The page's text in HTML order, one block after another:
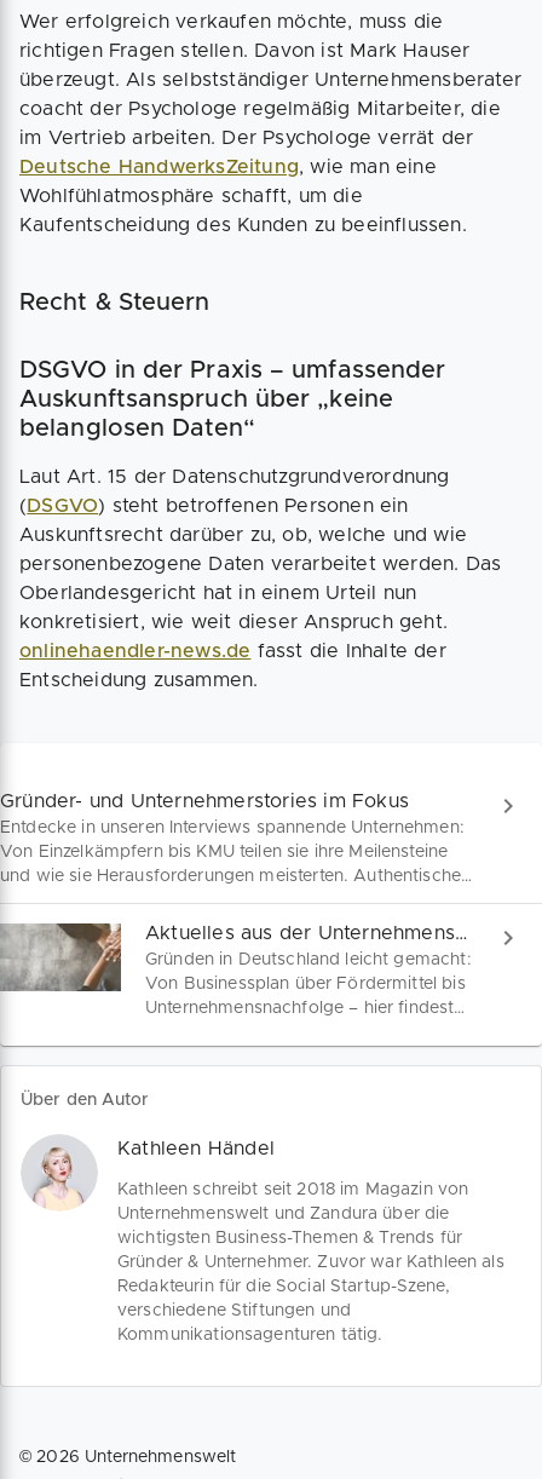
Wer erfolgreich verkaufen möchte, muss die
richtigen Fragen stellen. Davon ist Mark Hauser
überzeugt. Als selbstständiger Unternehmensberater
coacht der Psychologe regelmäßig Mitarbeiter, die
im Vertrieb arbeiten. Der Psychologe verrät der
Deutsche HandwerksZeitung, wie man eine
Wohlfühlatmosphäre schafft, um die
Kaufentscheidung des Kunden zu beeinflussen.
Recht & Steuern
DSGVO in der Praxis – umfassender
Auskunftsanspruch über „keine
belanglosen Daten“
Laut Art. 15 der Datenschutzgrundverordnung
( DSGVO) steht betroffenen Personen ein
Auskunftsrecht darüber zu, ob, welche und wie
personenbezogene Daten verarbeitet werden. Das
Oberlandesgericht hat in einem Urteil nun
konkretisiert, wie weit dieser Anspruch geht.
onlinehaendler-news.de fasst die Inhalte der
Entscheidung zusammen.
Gründer- und Unternehmerstories im Fokus
Entdecke in unseren Interviews spannende Unternehmen:
Von Einzelkämpfern bis KMU teilen sie ihre Meilensteine
und wie sie Herausforderungen meisterten. Authentische
Einblicke warten auf dich!
Aktuelles aus der Unternehmenswelt
Gründen in Deutschland leicht gemacht:
Von Businessplan über Fördermittel bis
Unternehmensnachfolge – hier findest
Über den Autor
Kathleen Händel
Kathleen schreibt seit 2018 im Magazin von
Unternehmenswelt und Zandura über die
wichtigsten Business-Themen & Trends für
Gründer & Unternehmer. Zuvor war Kathleen als
Redakteurin für die Social Startup-Szene,
verschiedene Stiftungen und
Kommunikationsagenturen tätig.
©2026 Unternehmenswelt